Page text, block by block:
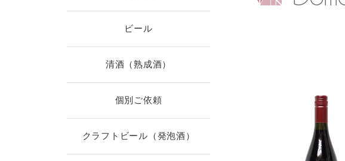
ビール
清酒（熟成酒）
個別ご依頼
クラフトビール（発泡酒）